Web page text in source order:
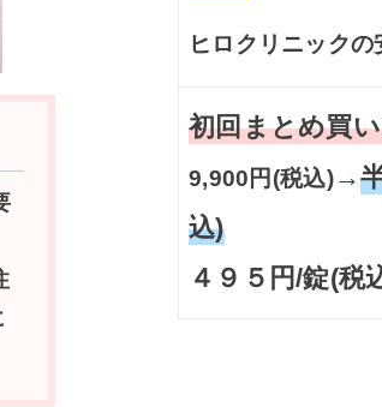
ヒロクリニックの
初回まとめ買
9,900円(税込)→
込)
４９５円/錠(税